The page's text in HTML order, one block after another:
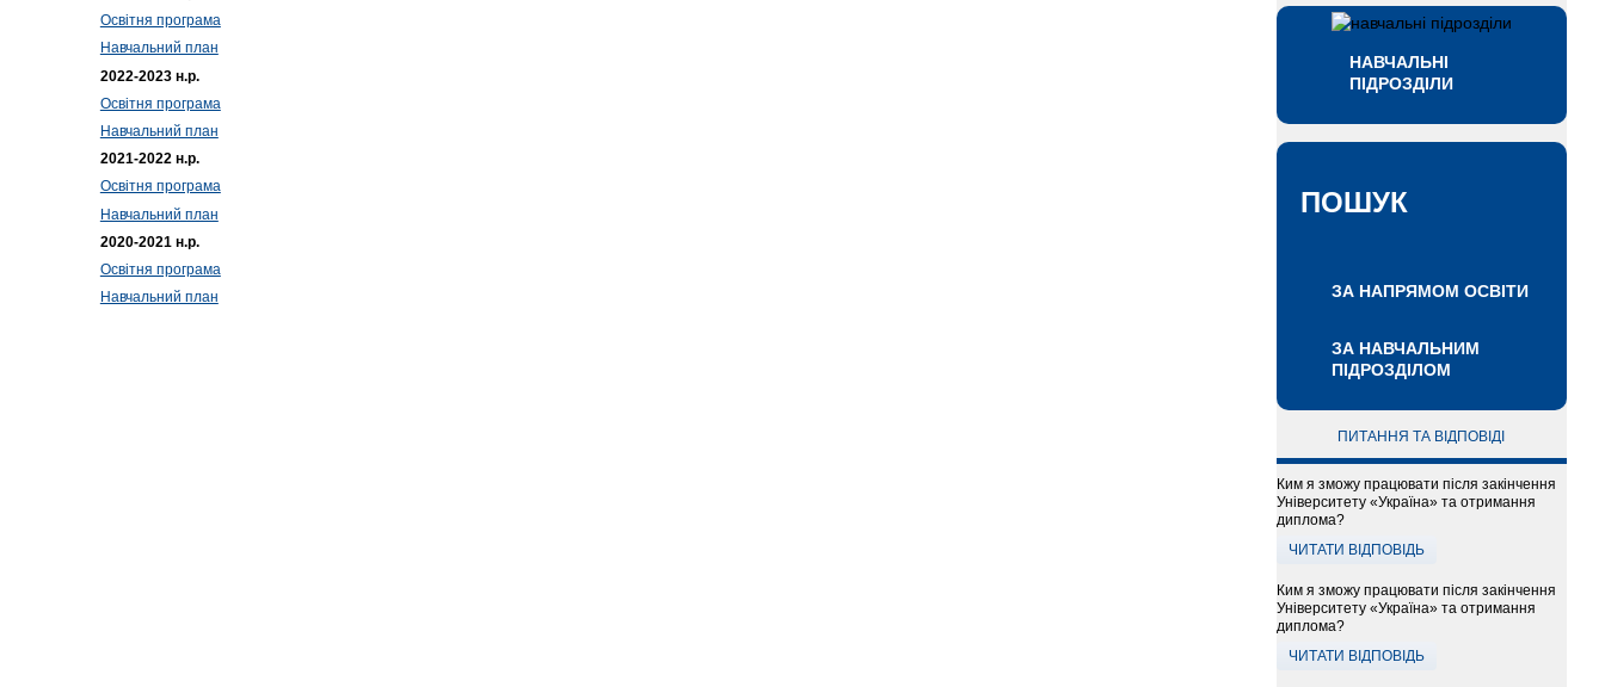
НАВЧАЛЬНІ
ПІДРОЗДІЛИ
ПОШУК
ЗА НАПРЯМОМ ОСВІТИ
ЗА НАВЧАЛЬНИМ
ПІДРОЗДІЛОМ
ПИТАННЯ ТА ВІДПОВІДІ
Ким я зможу працювати після закінчення
Університету «Україна» та отримання
диплома?
ЧИТАТИ ВІДПОВІДЬ
Ким я зможу працювати після закінчення
Університету «Україна» та отримання
диплома?
ЧИТАТИ ВІДПОВІДЬ
Освітня програма
Навчальний план
2022-2023 н.р.
Освітня програма
Навчальний план
2021-2022 н.р.
Освітня програма
Навчальний план
2020-2021 н.р.
Освітня програма
Навчальний план